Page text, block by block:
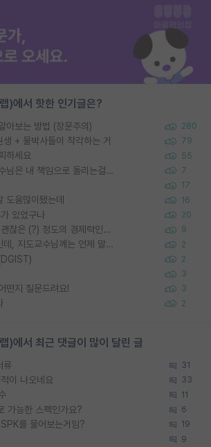
)에서 핫한 인기글은?
아보는 방법 (장문주의) 280
생 + 물박사들이 착각하는 거 79
하세요 55
왜 후배가 못하는걸 교수님은 내 책임으로 돌리는걸까요? 7
17
도움많이됐는데 16
있었구나 20
박사진학하기에 2억은 괜찮은 (?) 정도의 경제력인가요 9
타대학원 컨텍 준비중인데, 지도교수님께는 언제 말씀드려야 할까요? 2
2
3
떤지 질문드려요! 3
2
)에서 최근 댓글이 많이 달린 글
류 31
이 나오네요 33
11
가능한 스펙인가요? 6
를 물어보는거임? 19
9